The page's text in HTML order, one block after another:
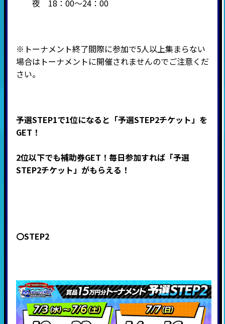
夜 18：00～24：00
※トーナメント終了間際に参加で5人以上集まらない
場合はトーナメントに開催されませんのでご注意くだ
さい。
予選STEP1で1位になると「予選STEP2チケット」を
GET！
2位以下でも補助券GET！毎日参加すれば「予選
STEP2チケット」がもらえる！
〇STEP2